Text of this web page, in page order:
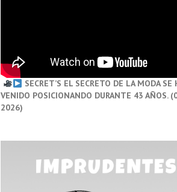
SECRET’S EL SECRETO DE LA MODA SE
VENIDO POSICIONANDO DURANTE 43 AÑOS.
2026)